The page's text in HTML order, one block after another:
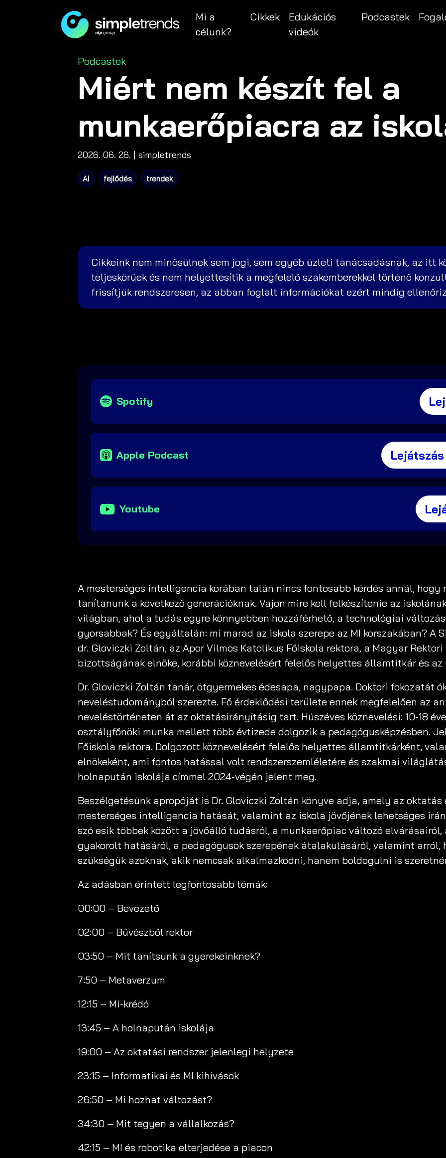
Mi a
célunk?
Cikkek
Edukációs
videók
Podcastek
Categories
Podcastek
Miért nem készít fel a
munkaerőpiacra az
2026. 06. 26. | simpletrends
AI fejlődés trendek
Cikkeink nem minősülnek sem jogi, sem egyéb üzleti tanácsadásnak, az itt
teljeskörűek és nem helyettesítik a megfelelő szakemberekkel történő
frissítjük rendszeresen, az abban foglalt információkat ezért mindig
Spotify
Apple Podcast
Youtube
A mesterséges intelligencia korában talán nincs fontosabb kérdés annál, hogy
tanítanunk a következő generációknak. Vajon mire kell felkészítenie az
világban, ahol a tudás egyre könnyebben hozzáférhető, a technológiai
gyorsabbak? És egyáltalán: mi marad az iskola szerepe az MI korszakában? A
dr. Gloviczki Zoltán, az Apor Vilmos Katolikus Főiskola rektora, a Magyar
bizottságának elnöke, korábbi köznevelésért felelős helyettes államtitkár és
Dr. Gloviczki Zoltán tanár, ötgyermekes édesapa, nagypapa. Doktori fokozatát
neveléstudományból szerezte. Fő érdeklődési területe ennek megfelelően az
neveléstörténeten át az oktatásirányításig tart. Húszéves köznevelési: 10-18
osztályfőnöki munka mellett több évtizede dolgozik a pedagógusképzésben.
Főiskola rektora. Dolgozott köznevelésért felelős helyettes államtitkárként,
elnökeként, ami fontos hatással volt rendszerszemléletére és szakmai
holnapután iskolája címmel 2024-végén jelent meg.
Beszélgetésünk apropóját is Dr. Gloviczki Zoltán könyve adja, amely az
mesterséges intelligencia hatását, valamint az iskola jövőjének lehetséges
szó esik többek között a jövőálló tudásról, a munkaerőpiac változó
gyakorolt hatásáról, a pedagógusok szerepének átalakulásáról, valamint arról,
szükségük azoknak, akik nemcsak alkalmazkodni, hanem boldogulni is
Az adásban érintett legfontosabb témák:
00:00 – Bevezető
02:00 – Bűvészből rektor
03:50 – Mit tanítsunk a gyerekeinknek?
7:50 – Metaverzum
12:15 – Mi-krédó
13:45 – A holnapután iskolája
19:00 – Az oktatási rendszer jelenlegi helyzete
23:15 – Informatikai és MI kihívások
26:50 – Mi hozhat változást?
34:30 – Mit tegyen a vállalkozás?
42:15 – MI és robotika elterjedése a piacon